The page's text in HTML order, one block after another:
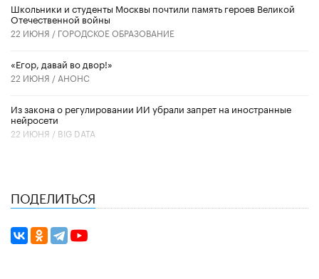
Школьники и студенты Москвы почтили память героев Великой
Отечественной войны
22 ИЮНЯ / ГОРОДСКОЕ ОБРАЗОВАНИЕ
«Егор, давай во двор!»
22 ИЮНЯ / АНОНС
Из закона о регулировании ИИ убрали запрет на иностранные
нейросети
22 ИЮНЯ / BIG DATA
ПОДЕЛИТЬСЯ